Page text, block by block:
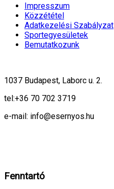
Impresszum
Közzététel
Adatkezelési Szabályzat
Sportegyesületek
Bemutatkozunk
1037 Budapest, Laborc u. 2.
tel:+36 70 702 3719
e-mail: info@esernyos.hu
Fenntartó